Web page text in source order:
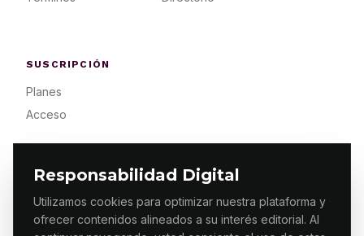
Responsabilidad Digital
Utilizamos cookies para optimizar nuestra plataforma y
ofrecer contenidos alineados a su interés editorial. Al
SUSCRIPCIÓN
Planes
Acceso
© 2026 ES PRIMERA MX. ALGUNOS DERECHOS